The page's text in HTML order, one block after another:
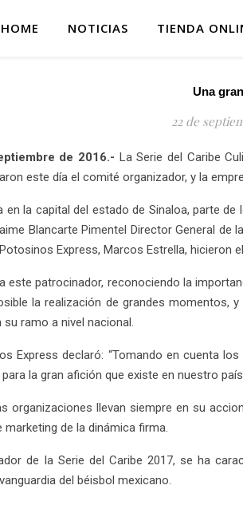
HOME NOTICIAS TIENDA
Una
22 de
de 2016.- La Serie del Caribe
este día el comité organizador, y la
en la capital del estado de Sinaloa, parte
Blancarte Pimentel Director General
Express, Marcos Estrella,
este patrocinador, reconociendo la
la realización de grandes momentos,
ramo a nivel nacional.
Express declaró: “Tomando en cuenta
la gran afición que existe en nuestro
organizaciones llevan siempre en su
de la dinámica firma.
de la Serie del Caribe 2017, se ha
del béisbol mexicano.